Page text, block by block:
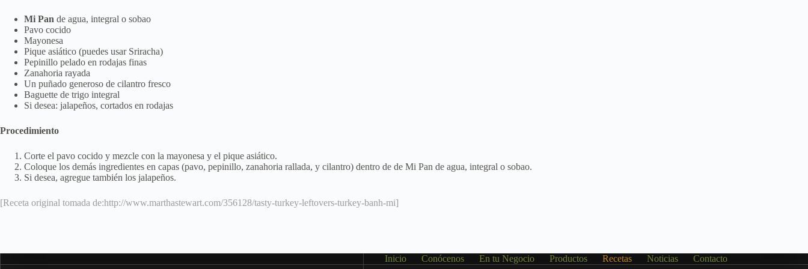
Mi Pan de agua, integral o sobao
Pavo cocido
Mayonesa
Pique asiático (puedes usar Sriracha)
Pepinillo pelado en rodajas finas
Zanahoria rayada
Un puñado generoso de cilantro fresco
Baguette de trigo integral
Si desea: jalapeños, cortados en rodajas
Procedimiento
Corte el pavo cocido y mezcle con la mayonesa y el pique asiático.
Coloque los demás ingredientes en capas (pavo, pepinillo, zanahoria rallada, y cilantro) dentro de de Mi Pan de agua, integral o sobao.
Si desea, agregue también los jalapeños.
[Receta original tomada de:http://www.marthastewart.com/356128/tasty-turkey-leftovers-turkey-banh-mi]
Inicio Conócenos En tu Negocio Productos Recetas Noticias Contacto